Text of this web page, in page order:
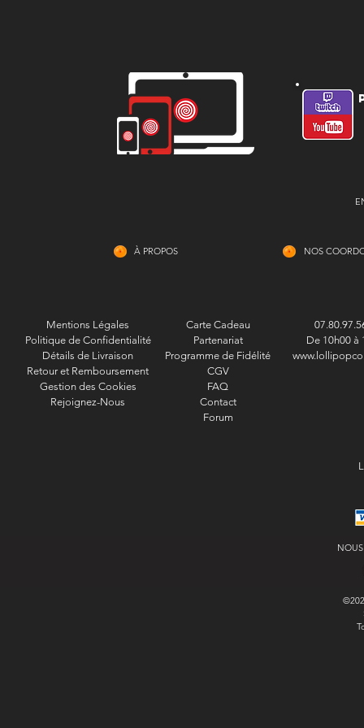
À PROPOS NOS
Mentions Légales
Politique de Confidentialité
Détails de Livraison
Retour et Remboursement
Gestion des Cookies
Rejoignez-Nous
Carte Cadeau
Partenariat
Programme de Fidélité
CGV
FAQ
Contact
Forum
De 10h00 à